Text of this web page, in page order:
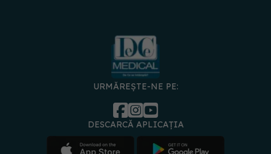
URMĂREȘTE-NE PE:
DESCARCĂ APLICAȚIA